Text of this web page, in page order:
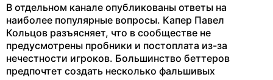
В отдельном канале опубликованы ответы на
наиболее популярные вопросы. Капер Павел
Кольцов разъясняет, что в сообществе не
предусмотрены пробники и постоплата из-за
нечестности игроков. Большинство беттеров
предпочтет создать несколько фальшивых